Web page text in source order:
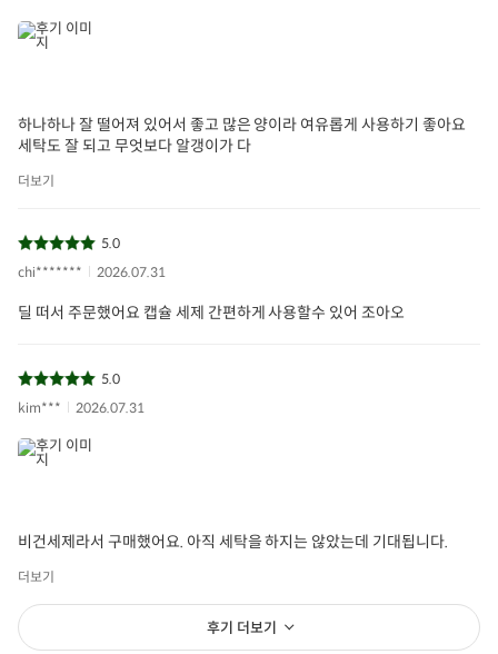
하나하나 잘 떨어져 있어서 좋고 많은 양이라 여유롭게 사용하기 좋아요
세탁도 잘 되고 무엇보다 알갱이가 다
더보기
5.0
chi*******
2026.07.31
딜 떠서 주문했어요 캡슐 세제 간편하게 사용할수 있어 조아오
5.0
kim***
2026.07.31
비건세제라서 구매했어요. 아직 세탁을 하지는 않았는데 기대됩니다.
더보기
후기 더보기